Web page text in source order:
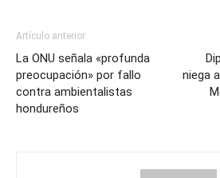
Artículo anterior
La ONU señala «profunda
preocupación» por fallo
contra ambientalistas
hondureños
niega